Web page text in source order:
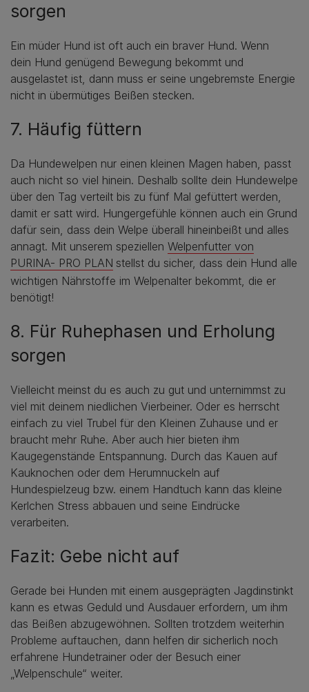
sorgen
Ein müder Hund ist oft auch ein braver Hund. Wenn
dein Hund genügend Bewegung bekommt und
ausgelastet ist, dann muss er seine ungebremste Energie
nicht in übermütiges Beißen stecken.
7. Häufig füttern
Da Hundewelpen nur einen kleinen Magen haben, passt
auch nicht so viel hinein. Deshalb sollte dein Hundewelpe
über den Tag verteilt bis zu fünf Mal gefüttert werden,
damit er satt wird. Hungergefühle können auch ein Grund
dafür sein, dass dein Welpe überall hineinbeißt und alles
annagt. Mit unserem speziellen Welpenfutter von
PURINA- PRO PLAN stellst du sicher, dass dein Hund alle
wichtigen Nährstoffe im Welpenalter bekommt, die er
benötigt!
8. Für Ruhephasen und Erholung
sorgen
Vielleicht meinst du es auch zu gut und unternimmst zu
viel mit deinem niedlichen Vierbeiner. Oder es herrscht
einfach zu viel Trubel für den Kleinen Zuhause und er
braucht mehr Ruhe. Aber auch hier bieten ihm
Kaugegenstände Entspannung. Durch das Kauen auf
Kauknochen oder dem Herumnuckeln auf
Hundespielzeug bzw. einem Handtuch kann das kleine
Kerlchen Stress abbauen und seine Eindrücke
verarbeiten.
Fazit: Gebe nicht auf
Gerade bei Hunden mit einem ausgeprägten Jagdinstinkt
kann es etwas Geduld und Ausdauer erfordern, um ihm
das Beißen abzugewöhnen. Sollten trotzdem weiterhin
Probleme auftauchen, dann helfen dir sicherlich noch
erfahrene Hundetrainer oder der Besuch einer
„Welpenschule“ weiter.